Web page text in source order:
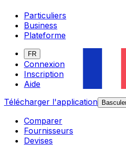
Particuliers
Business
Plateforme
FR
Connexion
Inscription
Aide
Télécharger l'application
Comparer
Fournisseurs
Devises